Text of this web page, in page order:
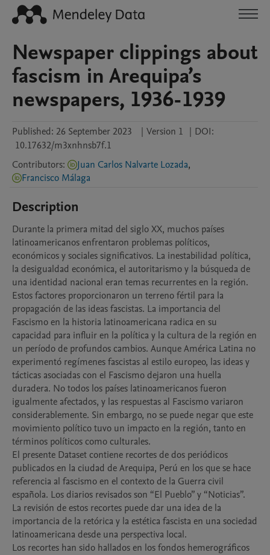
Newspaper clippings about
fascism in Arequipa’s
newspapers, 1936-1939
Published: 26 September 2023 | Version 1 | DOI:
10.17632/m3xnhnsb7f.1
Contributors: Juan Carlos Nalvarte Lozada,
Francisco Málaga
Description
Durante la primera mitad del siglo XX, muchos países
latinoamericanos enfrentaron problemas políticos,
económicos y sociales significativos. La inestabilidad política,
la desigualdad económica, el autoritarismo y la búsqueda de
una identidad nacional eran temas recurrentes en la región.
Estos factores proporcionaron un terreno fértil para la
propagación de las ideas fascistas. La importancia del
Fascismo en la historia latinoamericana radica en su
capacidad para influir en la política y la cultura de la región en
un período de profundos cambios. Aunque América Latina no
experimentó regímenes fascistas al estilo europeo, las ideas y
tácticas asociadas con el Fascismo dejaron una huella
duradera. No todos los países latinoamericanos fueron
igualmente afectados, y las respuestas al Fascismo variaron
considerablemente. Sin embargo, no se puede negar que este
movimiento político tuvo un impacto en la región, tanto en
términos políticos como culturales.
El presente Dataset contiene recortes de dos periódicos
publicados en la ciudad de Arequipa, Perú en los que se hace
referencia al fascismo en el contexto de la Guerra civil
española. Los diarios revisados son “El Pueblo” y “Noticias”.
La revisión de estos recortes puede dar una idea de la
importancia de la retórica y la estética fascista en una sociedad
latinoamericana desde una perspectiva local.
Los recortes han sido hallados en los fondos hemerográficos